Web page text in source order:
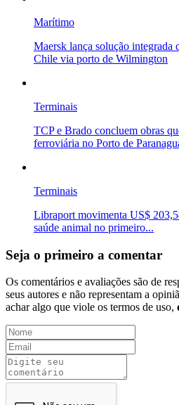
Marítimo
Maersk lança solução integrada
Chile via porto de Wilmington
Terminais
TCP e Brado concluem obras
ferroviária no Porto de
Terminais
Libraport movimenta US$
saúde animal no primeiro...
Seja o primeiro a comentar
Os comentários e avaliações são de
seus autores e não representam a
achar algo que viole os termos de uso,